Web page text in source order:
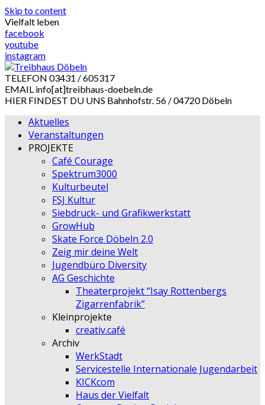
Skip to content
Vielfalt leben
facebook
youtube
instagram
TELEFON 03431 / 605317
EMAIL info[at]treibhaus-doebeln.de
HIER FINDEST DU UNS Bahnhofstr. 56 / 04720 Döbeln
Aktuelles
Veranstaltungen
PROJEKTE
Café Courage
Spektrum3000
Kulturbeutel
FSJ Kultur
Siebdruck- und Grafikwerkstatt
GrowHub
Skate Force Döbeln 2.0
Zeig mir deine Welt
Jugendbüro Diversity
AG Geschichte
Theaterprojekt “Isay Rottenbergs
Zigarrenfabrik”
Kleinprojekte
creativ.café
Archiv
WerkStadt
Servicestelle Internationale Jugendarbeit
KICKcom
Haus der Vielfalt